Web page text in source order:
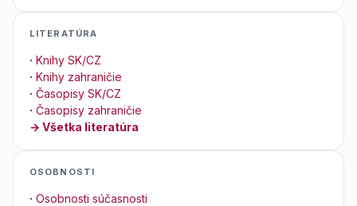
LITERATÚRA
· Knihy SK/CZ
· Knihy zahraničie
· Časopisy SK/CZ
· Časopisy zahraničie
→ Všetka literatúra
OSOBNOSTI
· Osobnosti súčasnosti